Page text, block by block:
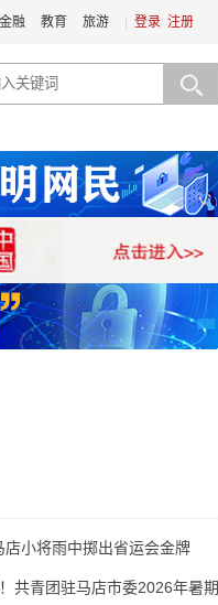
登录 注册
金融 教育 旅游
小将雨中掷出省运会金牌
共青团驻马店市委2026年暑期